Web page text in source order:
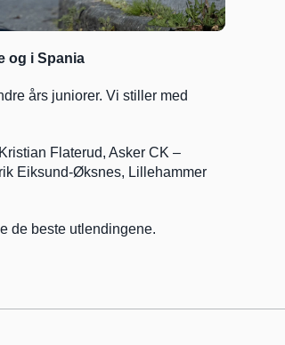
og i Spania
års juniorer. Vi stiller med
Flaterud, Asker CK –
Eiksund-Øksnes, Lillehammer
de beste utlendingene.